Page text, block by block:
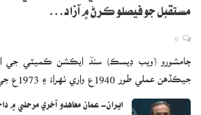
مستقبل جو فيصلو ڪرڻ ۾ آزاد…
ڄامشورو (ويب ڊيسڪ) سنڌ ايڪشن ڪميٽي جي
جيڪڏهن عملي طور 1940ع واري ٺهراءُ ۽ 1973ع جي آئين کي…
ايران- عمان معاهدو آخري مرحلي ۾